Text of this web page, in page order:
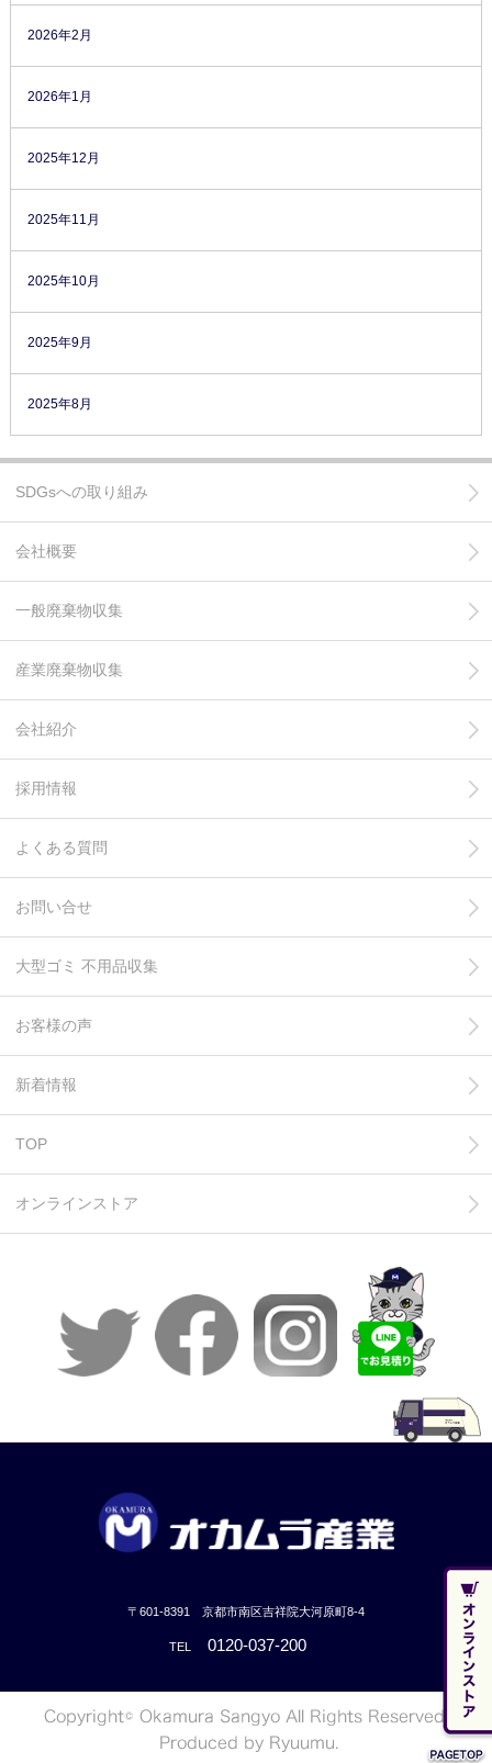
2026年2月
2026年1月
2025年12月
2025年11月
2025年10月
2025年9月
2025年8月
SDGsへの取り組み
会社概要
一般廃棄物収集
産業廃棄物収集
会社紹介
採用情報
よくある質問
お問い合せ
大型ゴミ 不用品収集
お客様の声
新着情報
TOP
オンラインストア
〒601-8391 京都市南区吉祥院大河原町8-4
TEL 0120-037-200